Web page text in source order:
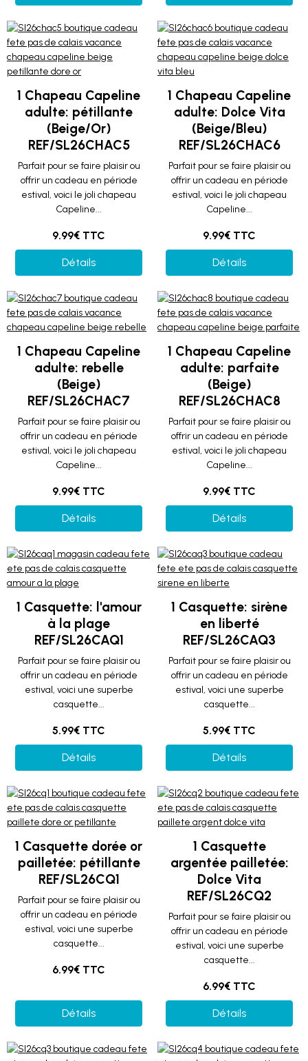
1 Chapeau Capeline
adulte: pétillante
(Beige/Or)
REF/SL26CHAC5
Parfait pour se faire plaisir ou
offrir un cadeau en période
estival, voici le joli chapeau
Capeline...
9.99€ TTC
Détails
1 Chapeau Capeline
adulte: Dolce Vita
(Beige/Bleu)
REF/SL26CHAC6
Parfait pour se faire plaisir ou
offrir un cadeau en période
estival, voici le joli chapeau
Capeline...
9.99€ TTC
Détails
1 Chapeau Capeline
adulte: rebelle
(Beige)
REF/SL26CHAC7
Parfait pour se faire plaisir ou
offrir un cadeau en période
estival, voici le joli chapeau
Capeline...
9.99€ TTC
Détails
1 Chapeau Capeline
adulte: parfaite
(Beige)
REF/SL26CHAC8
Parfait pour se faire plaisir ou
offrir un cadeau en période
estival, voici le joli chapeau
Capeline...
9.99€ TTC
Détails
1 Casquette: l'amour
à la plage
REF/SL26CAQ1
Parfait pour se faire plaisir ou
offrir un cadeau en période
estival, voici une superbe
casquette...
5.99€ TTC
Détails
1 Casquette: sirène
en liberté
REF/SL26CAQ3
Parfait pour se faire plaisir ou
offrir un cadeau en période
estival, voici une superbe
casquette...
5.99€ TTC
Détails
1 Casquette dorée or
pailletée: pétillante
REF/SL26CQ1
Parfait pour se faire plaisir ou
offrir un cadeau en période
estival, voici une superbe
casquette...
6.99€ TTC
Détails
1 Casquette
argentée pailletée:
Dolce Vita
REF/SL26CQ2
Parfait pour se faire plaisir ou
offrir un cadeau en période
estival, voici une superbe
casquette...
6.99€ TTC
Détails